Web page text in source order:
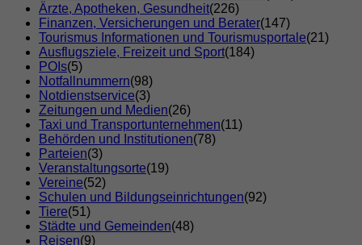
Ärzte, Apotheken, Gesundheit(226)
Finanzen, Versicherungen und Berater(147)
Tourismus Informationen und Tourismusportale(21)
Ausflugsziele, Freizeit und Sport(184)
POIs(5)
Notfallnummern(98)
Notdienstservice(3)
Zeitungen und Medien(26)
Taxi und Transportunternehmen(11)
Behörden und Institutionen(78)
Parteien(3)
Veranstaltungsorte(19)
Vereine(52)
Schulen und Bildungseinrichtungen(92)
Tiere(51)
Städte und Gemeinden(48)
Reisen(9)